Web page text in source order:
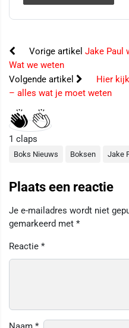
Vorige artikel Jake Paul
Wat we weten
Volgende artikel
Hier
– alles wat je moet weten
1 claps
Boks Nieuws Boksen Jake
Plaats een reactie
Je e-mailadres wordt niet
gemarkeerd met *
Reactie *